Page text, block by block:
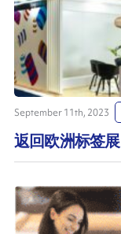
September 11th, 2023
返回欧洲标签展